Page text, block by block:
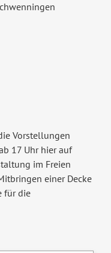
Vorstellungen
17 Uhr hier auf
im Freien
einer Decke
für die